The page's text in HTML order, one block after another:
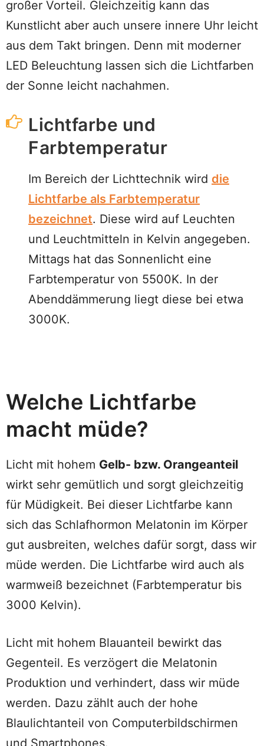
großer Vorteil. Gleichzeitig kann das
Kunstlicht aber auch unsere innere Uhr leicht
aus dem Takt bringen. Denn mit moderner
LED Beleuchtung lassen sich die Lichtfarben
der Sonne leicht nachahmen.
Lichtfarbe und
Farbtemperatur
Im Bereich der Lichttechnik wird die
Lichtfarbe als Farbtemperatur
bezeichnet. Diese wird auf Leuchten
und Leuchtmitteln in Kelvin angegeben.
Mittags hat das Sonnenlicht eine
Farbtemperatur von 5500K. In der
Abenddämmerung liegt diese bei etwa
3000K.
Welche Lichtfarbe
macht müde?
Licht mit hohem Gelb- bzw. Orangeanteil
wirkt sehr gemütlich und sorgt gleichzeitig
für Müdigkeit. Bei dieser Lichtfarbe kann
sich das Schlafhormon Melatonin im Körper
gut ausbreiten, welches dafür sorgt, dass wir
müde werden. Die Lichtfarbe wird auch als
warmweiß bezeichnet (Farbtemperatur bis
3000 Kelvin).
Licht mit hohem Blauanteil bewirkt das
Gegenteil. Es verzögert die Melatonin
Produktion und verhindert, dass wir müde
werden. Dazu zählt auch der hohe
Blaulichtanteil von Computerbildschirmen
und Smartphones.